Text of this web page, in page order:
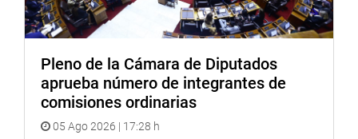
hospitales modulares en diferentes departamentos del
país; fortaleciendo los laboratorios moleculares y
pendientes.
“Mañana iniciamos un proceso de cirugía cardiovascular
en Junín. Empezamos el proceso de descentralización”,
expresó.
Pleno de la Cámara de Diputados
aprueba número de integrantes de
comisiones ordinarias
05 Ago 2026 | 17:28 h